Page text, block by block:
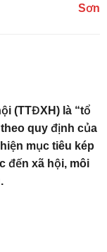
Sơn
(TTĐXH) là “tổ
quy định của
mục tiêu kép
đến xã hội, môi